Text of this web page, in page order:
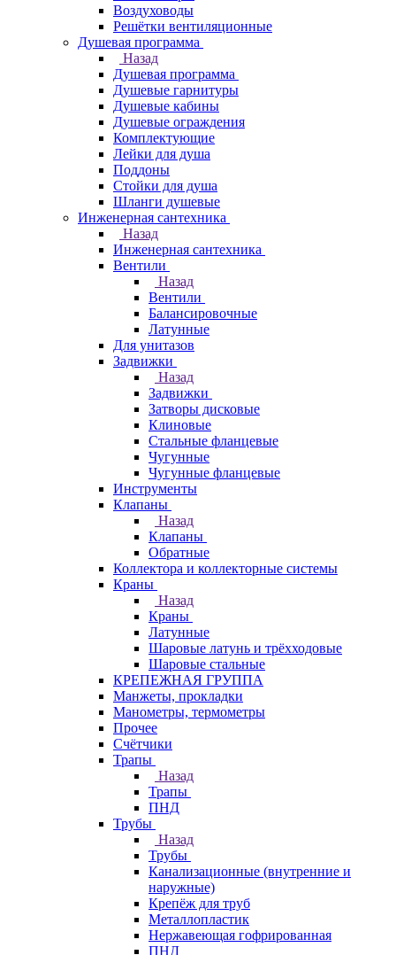
Воздуховоды
Решётки вентиляционные
Душевая программа
Назад
Душевая программа
Душевые гарнитуры
Душевые кабины
Душевые ограждения
Комплектующие
Лейки для душа
Поддоны
Стойки для душа
Шланги душевые
Инженерная сантехника
Назад
Инженерная сантехника
Вентили
Назад
Вентили
Балансировочные
Латунные
Для унитазов
Задвижки
Назад
Задвижки
Затворы дисковые
Клиновые
Стальные фланцевые
Чугунные
Чугунные фланцевые
Инструменты
Клапаны
Назад
Клапаны
Обратные
Коллектора и коллекторные системы
Краны
Назад
Краны
Латунные
Шаровые латунь и трёхходовые
Шаровые стальные
КРЕПЕЖНАЯ ГРУППА
Манжеты, прокладки
Манометры, термометры
Прочее
Счётчики
Трапы
Назад
Трапы
ПНД
Трубы
Назад
Трубы
Канализационные (внутренние и
наружные)
Крепёж для труб
Металлопластик
Нержавеющая гофрированная
ПНД